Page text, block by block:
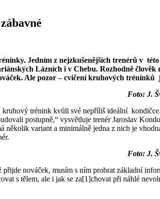
Jedním z nejzkušenějších trenérů v
Lázních i v Chebu. Rozhodně
Ale pozor – cvičení kruhových tréninků
Foto: J.
trénink kvůli své nepříliš ideální
postupně,“ vysvětluje trenér Jaroslav
několik variant a minimálně jedna z nich je
Foto: J.
nováček, musím s ním probrat základní
s tělem, ale i jak se za[1]chovat při náhlé